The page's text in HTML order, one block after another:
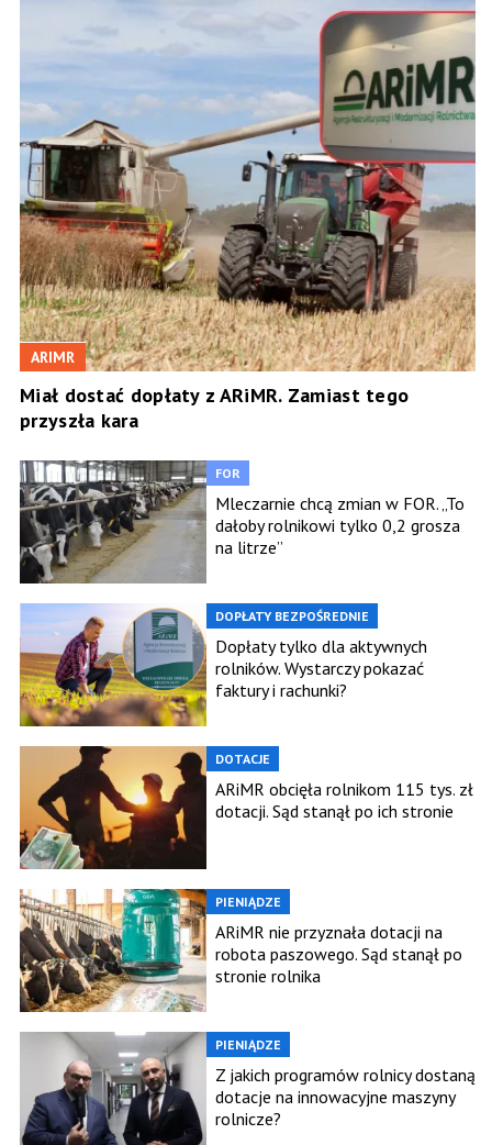
ARIMR
Miał dostać dopłaty z ARiMR. Zamiast tego
przyszła kara
FOR
Mleczarnie chcą zmian w FOR. „To
dałoby rolnikowi tylko 0,2 grosza
na litrze”
DOPŁATY BEZPOŚREDNIE
Dopłaty tylko dla aktywnych
rolników. Wystarczy pokazać
faktury i rachunki?
DOTACJE
ARiMR obcięła rolnikom 115 tys. zł
dotacji. Sąd stanął po ich stronie
PIENIĄDZE
ARiMR nie przyznała dotacji na
robota paszowego. Sąd stanął po
stronie rolnika
PIENIĄDZE
Z jakich programów rolnicy dostaną
dotacje na innowacyjne maszyny
rolnicze?